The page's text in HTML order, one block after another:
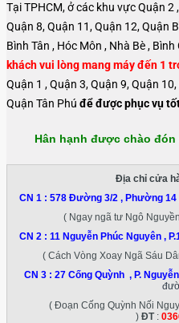
Tại TPHCM, ở các khu vực Quận 2
Quận 8, Quận 11, Quận 12, Quận
Bình Tân , Hóc Môn , Nhà Bè ,
khách vui lòng mang máy đến 1
Quận 1 , Quận 3, Quận 9, Quận
Quận Tân Phú để được phục vụ
Hân hạnh được chào đón
Địa chỉ cửa
CN 1 : 578 Đường 3/2 , Phường 14
( Ngay ngã tư Ngô
CN 2 : 11 Nguyễn Phúc Nguyên ,
( Cách Vòng Xoay Ngã Sáu
CN 3 : 27 Cống Quỳnh , P.
( Đoạn Cống Quỳnh Nối
) ĐT: